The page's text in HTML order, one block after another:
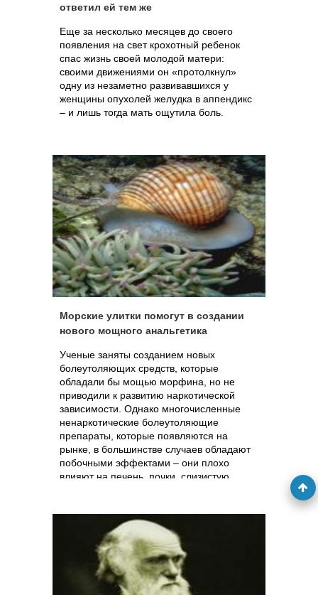
ответил ей тем же
Еще за несколько месяцев до своего
появления на свет крохотный ребенок
спас жизнь своей молодой матери:
своими движениями он «протолкнул»
одну из незаметно развивавшихся у
женщины опухолей желудка в аппендикс
– и лишь тогда мать ощутила боль.
Морские улитки помогут в создании
нового мощного анальгетика
Ученые заняты созданием новых
болеутоляющих средств, которые
обладали бы мощью морфина, но не
приводили к развитию наркотической
зависимости. Однако многочисленные
ненаркотические болеутоляющие
препараты, которые появляются на
рынке, в большинстве случаев обладают
побочными эффектами – они плохо
влияют на печень, почки, слизистую
близки к созданию почти идеального
анальгетика, который даже в малых дозах
подавляет боль, не вызывает привыкания
и практически не имеет побочных
эффектов. С помощью этого вещества
морские улитки парализуют свои жертвы.